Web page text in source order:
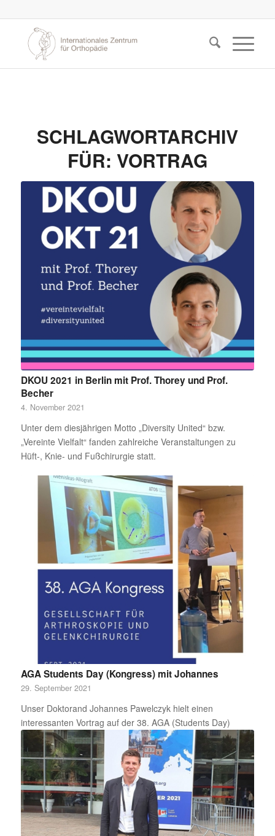
SCHLAGWORTARCHIV
FÜR: VORTRAG
DKOU 2021 in Berlin mit Prof. Thorey und Prof.
Becher
4. November 2021
Unter dem diesjährigen Motto „Diversity United“ bzw.
„Vereinte Vielfalt“ fanden zahlreiche Veranstaltungen zu
Hüft-, Knie- und Fußchirurgie statt.
AGA Students Day (Kongress) mit Johannes
29. September 2021
Unser Doktorand Johannes Pawelczyk hielt einen
interessanten Vortrag auf der 38. AGA (Students Day)